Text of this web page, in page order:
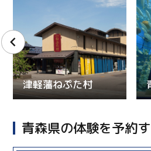
津軽藩ねぷた村
青森県の体験を予約